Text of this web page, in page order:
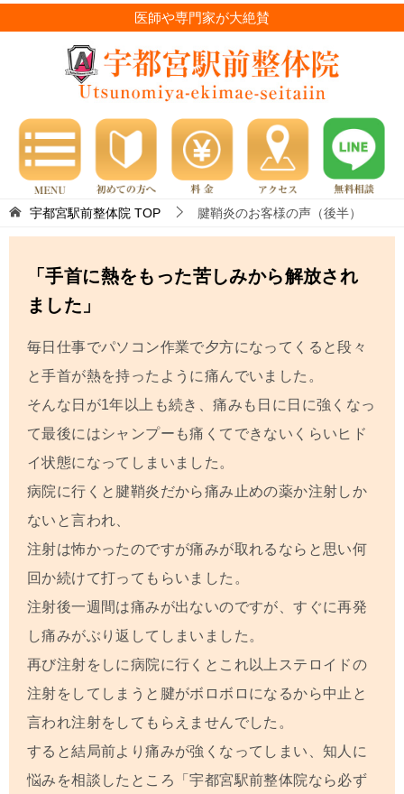
医師や専門家が大絶賛
宇都宮駅前整体院 TOP 腱鞘炎のお客様の声（後半）
「手首に熱をもった苦しみから解放され
ました」
毎日仕事でパソコン作業で夕方になってくると段々
と手首が熱を持ったように痛んでいました。
そんな日が1年以上も続き、痛みも日に日に強くなっ
て最後にはシャンプーも痛くてできないくらいヒド
イ状態になってしまいました。
病院に行くと腱鞘炎だから痛み止めの薬か注射しか
ないと言われ、
注射は怖かったのですが痛みが取れるならと思い何
回か続けて打ってもらいました。
注射後一週間は痛みが出ないのですが、すぐに再発
し痛みがぶり返してしまいました。
再び注射をしに病院に行くとこれ以上ステロイドの
注射をしてしまうと腱がボロボロになるから中止と
言われ注射をしてもらえませんでした。
すると結局前より痛みが強くなってしまい、知人に
悩みを相談したところ「宇都宮駅前整体院なら必ず